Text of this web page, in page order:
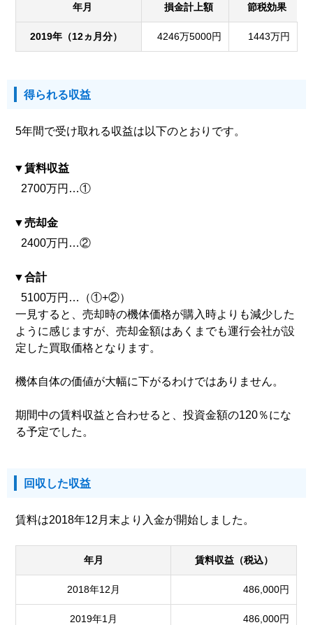
年月 損金計上額 節税効果
2019年（12ヵ月分） 4246万5000円 1443万円
得られる収益
5年間で受け取れる収益は以下のとおりです。
賃料収益
2700万円…①
売却金
2400万円…②
合計
5100万円…（①+②）
一見すると、売却時の機体価格が購入時よりも減少した
ように感じますが、売却金額はあくまでも運行会社が設
定した買取価格となります。
機体自体の価値が大幅に下がるわけではありません。
期間中の賃料収益と合わせると、投資金額の120％にな
る予定でした。
回収した収益
賃料は2018年12月末より入金が開始しました。
年月 賃料収益（税込）
2018年12月 486,000円
2019年1月 486,000円